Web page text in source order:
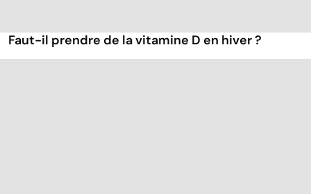
Faut-il prendre de la vitamine D en hiver ?